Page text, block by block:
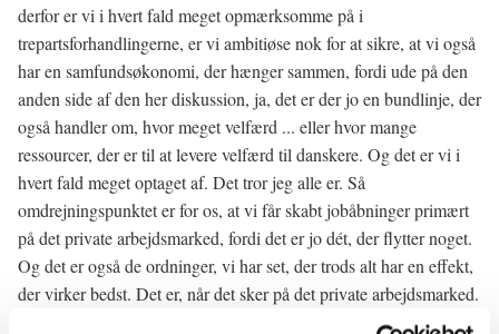
derfor er vi i hvert fald meget opmærksomme på i
trepartsforhandlingerne, er vi ambitiøse nok for at sikre, at vi også
har en samfundsøkonomi, der hænger sammen, fordi ude på den
anden side af den her diskussion, ja, det er der jo en bundlinje, der
også handler om, hvor meget velfærd ... eller hvor mange
ressourcer, der er til at levere velfærd til danskere. Og det er vi i
hvert fald meget optaget af. Det tror jeg alle er. Så
omdrejningspunktet er for os, at vi får skabt jobåbninger primært
på det private arbejdsmarked, fordi det er jo dét, der flytter noget.
Og det er også de ordninger, vi har set, der trods alt har en effekt,
der virker bedst. Det er, når det sker på det private arbejdsmarked.
Og vores ambition er i virkeligheden, at man måske kan finde